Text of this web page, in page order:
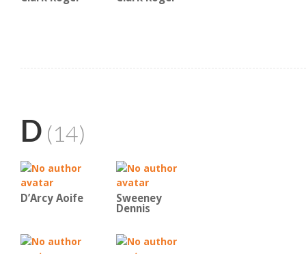
D (14)
D’Arcy Aoife Sweeney
Dennis